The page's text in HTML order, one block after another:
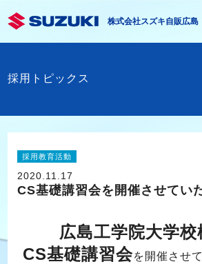
株式会社スズキ自販広島
採用トピックス
採用教育活動
2020.11.17
CS基礎講習会を開催させてい
広島工学院大学校
CS基礎講習会を開催させ